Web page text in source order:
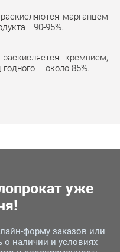
марганцем
–90-95%.
кремнием,
– около 85%.
уже
форму заказов или
о наличии и условиях